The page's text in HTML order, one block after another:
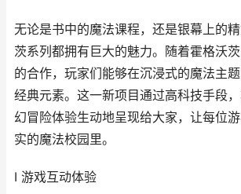
无论是书中的魔法课程，还是银幕上的
茨系列都拥有巨大的魅力。随着霍格沃
的合作，玩家们能够在沉浸式的魔法主
经典元素。这一新项目通过高科技手段
幻冒险体验生动地呈现给大家，让每位
实的魔法校园里。
I 游戏互动体验